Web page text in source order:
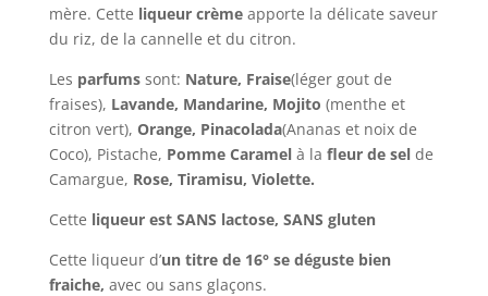
mère. Cette liqueur crèmeapporte la délicate saveur
du riz, de la cannelle et du citron.
Les parfums sont: Nature, Fraise(léger gout de
fraises), Lavande, Mandarine, Mojito (menthe et
citron vert), Orange, Pinacolada(Ananas et noix de
Coco), Pistache, Pomme Caramel à la fleur de sel de
Camargue, Rose, Tiramisu, Violette.
Cette liqueur est SANS lactose, SANS gluten
Cette liqueur d’un titre de 16° se déguste bien
fraiche, avec ou sans glaçons.